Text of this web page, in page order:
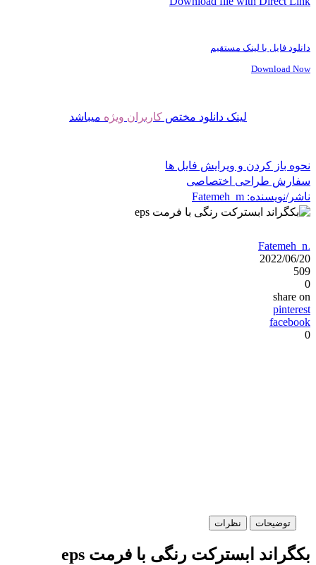
دانلود فایل با لینک مستقیم
Download Now
لینک دانلود مختص کاربران ویژه میباشد
نحوه باز کردن و ویرایش فایل ها
سفارش طراحی اختصاصی
ناشر/نویسنده: Fatemeh_m
Fatemeh_m
2022/06/20
509
0
share on
pinterest
facebook
0
توضیحات نظرات
بکگراند ابسترکت رنگی با فرمت eps